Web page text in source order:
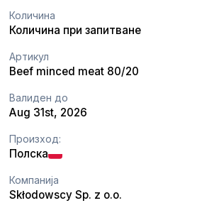
Количина
Количина при запитване
Артикул
Beef minced meat 80/20
Валиден до
Aug 31st, 2026
Произход:
Полска
Компанија
Skłodowscy Sp. z o.o.